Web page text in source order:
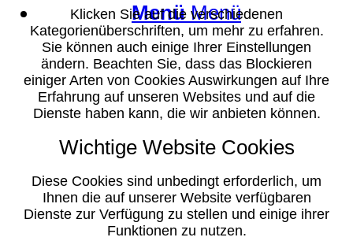
Menü Menü
Klicken Sie auf die verschiedenen
Kategorienüberschriften, um mehr zu erfahren.
Sie können auch einige Ihrer Einstellungen
ändern. Beachten Sie, dass das Blockieren
einiger Arten von Cookies Auswirkungen auf Ihre
Erfahrung auf unseren Websites und auf die
Dienste haben kann, die wir anbieten können.
Wichtige Website Cookies
Diese Cookies sind unbedingt erforderlich, um
Ihnen die auf unserer Website verfügbaren
Dienste zur Verfügung zu stellen und einige ihrer
Funktionen zu nutzen.